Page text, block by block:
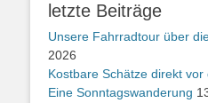
letzte Beiträge
Unsere Fahrradtour über
2026
Kostbare Schätze direkt vor
Eine Sonntagswanderung